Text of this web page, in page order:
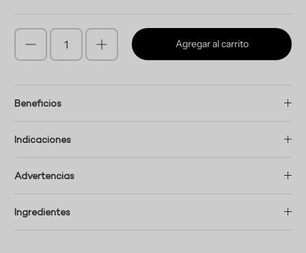
Agregar al carrito
Beneficios
Indicaciones
Advertencias
Ingredientes